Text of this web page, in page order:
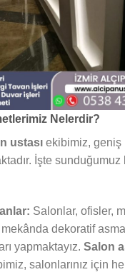
Nelerdir?
ustası ekibimiz, geniş
İşte sunduğumuz
Salonlar, ofisler,
dekoratif
yapmaktayız. Salon
salonlarınız için